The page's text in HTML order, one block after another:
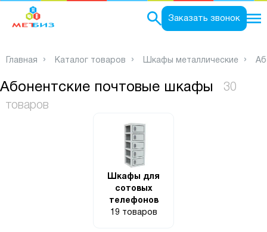
Заказать звонок
Главная Каталог товаров Шкафы металлические
Абонентские почтовые шкафы
30
товаров
Шкафы для
сотовых
телефонов
19 товаров